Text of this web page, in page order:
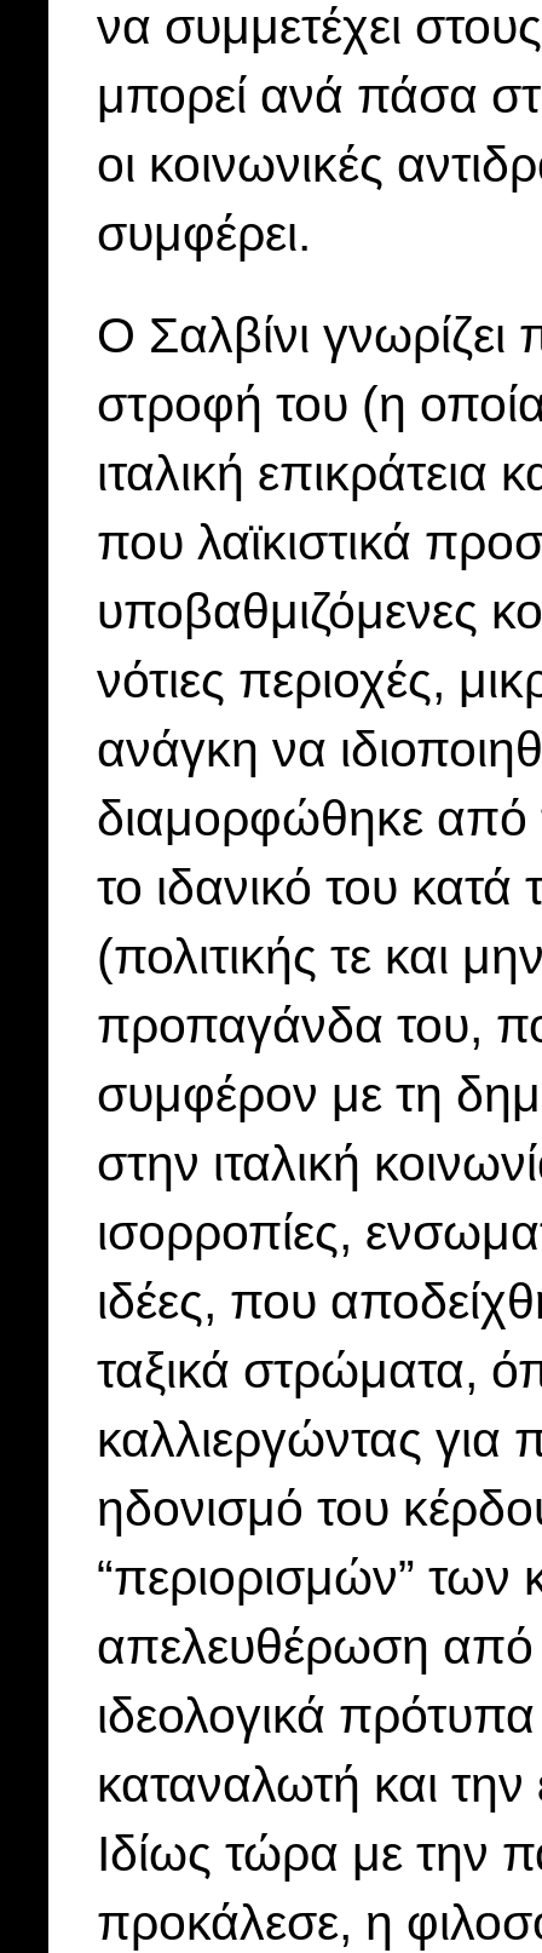
να συμμετέχει
μπορεί ανά πάσα
οι κοινωνικές
συμφέρει.
Ο Σαλβίνι γνωρίζει
στροφή του (η
ιταλική
που λαϊκιστικά
υποβαθμιζόμενες
νότιες περιοχές,
ανάγκη να
διαμορφώθηκε από
το ιδανικό του
(πολιτικής τε και
προπαγάνδα του,
συμφέρον με τη
στην ιταλική
ισορροπίες,
ιδέες, που
ταξικά στρώματα,
καλλιεργώντας για
ηδονισμό του
“περιορισμών”
απελευθέρωση από
ιδεολογικά
καταναλωτή και την
Ιδίως τώρα με την
προκάλεσε, η